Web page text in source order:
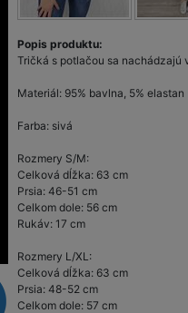
Popis produktu:
Tričká s potlačou sa nachádzajú
Materiál: 95% bavlna, 5% elastan
Farba: sivá
Rozmery S/M:
Celková dĺžka: 63 cm
Prsia: 46-51 cm
Celkom dole: 56 cm
Rukáv: 17 cm
Rozmery L/XL:
Celková dĺžka: 63 cm
Prsia: 48-52 cm
Celkom dole: 57 cm